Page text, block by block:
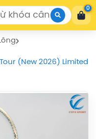
0
(New 2026) Limited